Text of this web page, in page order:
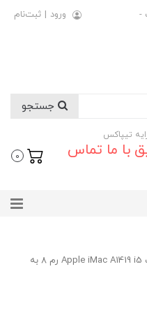
-
ورود | ثبت‌نام
با ما تماس
0
آل این وان 27 اینچ اسلیم اپل آی مک Apple iMac A1419 i5 رم 8 به